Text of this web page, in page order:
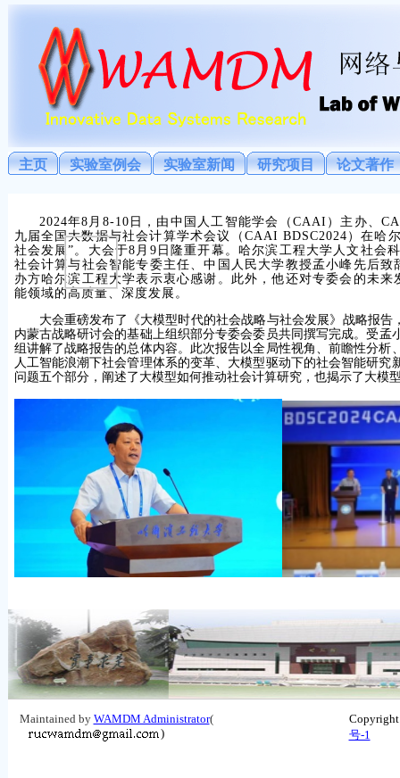
主页 实验室例会 实验室新闻 研究项目 论文著作
2024年8月8-10日，由中国人工智能学会（CAAI）主办、
九届全国大数据与社会计算学术会议（CAAI BDSC2024）在哈
社会发展”。大会于8月9日隆重开幕。哈尔滨工程大学人文社会
社会计算与社会智能专委主任、中国人民大学教授孟小峰先后
办方哈尔滨工程大学表示衷心感谢。此外，他还对专委会的未
能领域的高质量、深度发展。
大会重磅发布了《大模型时代的社会战略与社会发展》战略报告
内蒙古战略研讨会的基础上组织部分专委会委员共同撰写完成。受孟
组讲解了战略报告的总体内容。此次报告以全局性视角、前瞻性分
人工智能浪潮下社会管理体系的变革、大模型驱动下的社会智能研
问题五个部分，阐述了大模型如何推动社会计算研究，也揭示了大模
Maintained by WAMDM Administrator(
)
号-1